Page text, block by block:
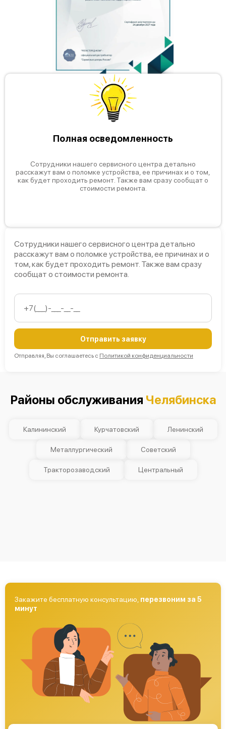
Полная осведомленность
Сотрудники нашего сервисного центра детально
расскажут вам о поломке устройства, ее причинах и о том,
как будет проходить ремонт. Также вам сразу сообщат о
стоимости ремонта.
Сотрудники нашего сервисного центра детально
расскажут вам о поломке устройства, ее причинах и о
том, как будет проходить ремонт. Также вам сразу
сообщат о стоимости ремонта.
Отправить заявку
Отправляя, Вы соглашаетесь с Политикой конфиденциальности
Районы обслуживания Челябинска
Калининский Курчатовский Ленинский
Металлургический Советский
Тракторозаводский Центральный
Закажите бесплатную консультацию, перезвоним за 5
минут